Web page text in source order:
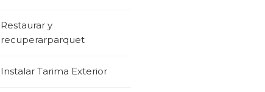
Restaurar y
recuperarparquet
Instalar Tarima Exterior